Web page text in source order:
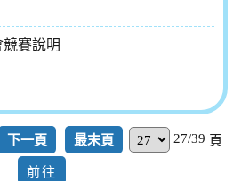
賽說明
下一頁 最末頁 27/39 頁